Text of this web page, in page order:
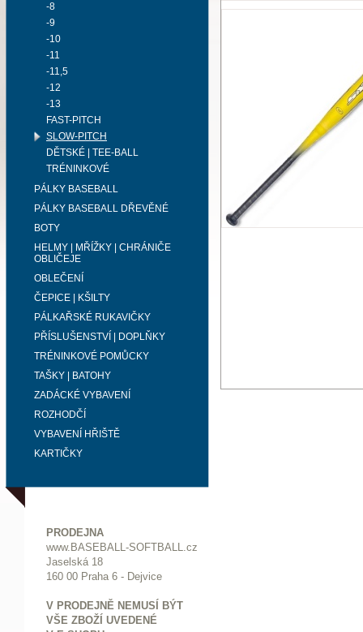
-8
-9
-10
-11
-11,5
-12
-13
FAST-PITCH
SLOW-PITCH
DĚTSKÉ | TEE-BALL
TRÉNINKOVÉ
PÁLKY BASEBALL
PÁLKY BASEBALL DŘEVĚNÉ
BOTY
HELMY | MŘÍŽKY | CHRÁNIČE
OBLIČEJE
OBLEČENÍ
ČEPICE | KŠILTY
PÁLKAŘSKÉ RUKAVIČKY
PŘÍSLUŠENSTVÍ | DOPLŇKY
TRÉNINKOVÉ POMŮCKY
TAŠKY | BATOHY
ZADÁCKÉ VYBAVENÍ
ROZHODČÍ
VYBAVENÍ HŘIŠTĚ
KARTIČKY
PRODEJNA
www.BASEBALL-SOFTBALL.cz
Jaselská 18
160 00 Praha 6 - Dejvice
V PRODEJNĚ NEMUSÍ BÝT
VŠE ZBOŽÍ UVEDENÉ